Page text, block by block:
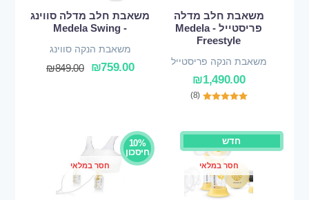
משאבת חלב מדלה
פריסטייל - Medela
Freestyle
משאבת הנקה פריסטייל
₪1,490.00
(8)
משאבת חלב מדלה סווינג
- Medela Swing
משאבת הנקה סווינג
₪759.00
₪849.00
חדש
חסר במלאי
10%
חיסכון
חסר במלאי